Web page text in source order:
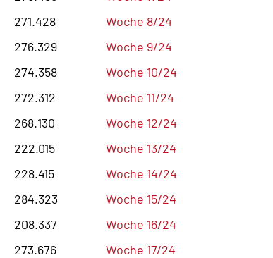
271.428
Woche 8/24
276.329
Woche 9/24
274.358
Woche 10/24
272.312
Woche 11/24
268.130
Woche 12/24
222.015
Woche 13/24
228.415
Woche 14/24
284.323
Woche 15/24
208.337
Woche 16/24
273.676
Woche 17/24